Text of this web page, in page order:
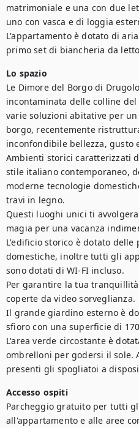
matrimoniale e una con due
uno con vasca e di loggia
L'appartamento è dotato di
Lo spazio
Le Dimore del Borgo di
incontaminata delle colline
varie soluzioni abitative per
borgo, recentemente
inconfondibile bellezza, gusto
Ambienti storici caratterizzati
stile italiano contemporaneo,
moderne tecnologie
travi in legno.
Questi luoghi unici ti
magia per una vacanza
L'edificio storico è dotato
domestiche, inoltre tutti gli
sono dotati di WI-FI incluso.
Per garantire la tua
coperte da video sorveglianza.
Il grande giardino esterno è
sfioro con una superficie di
L'area verde circostante è
ombrelloni per godersi il sole.
presenti gli spogliatoi a
Accesso ospiti
Parcheggio gratuito per tutti
all'appartamento e alle aree